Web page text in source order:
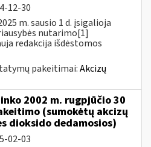
12-30
m. sausio 1 d. įsigalioja
nutarimo[1]
redakcija išdėstomos
pakeitimai:Akcizų
2002 m. rugpjūčio 30
(sumokėtų akcizų
dioksido dedamosios)
02-03